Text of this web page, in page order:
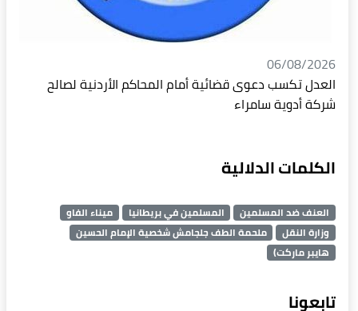
06/08/2026
العدل تكسب دعوى قضائية أمام المحاكم الأردنية لصالح
شركة أدوية سامراء
الكلمات الدلالية
العنف ضد المسلمين المسلمين في بريطانيا
ميناء الفاو
وزارة النقل
ملحمة الطف جلجامش شخصية الإمام الحسين
هايبر ماركت)
تابعونا